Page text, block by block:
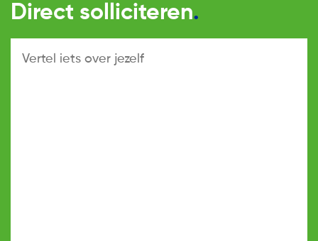
Direct solliciteren